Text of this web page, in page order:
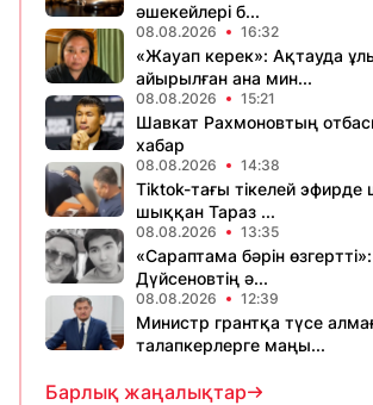
әшекейлері б...
08.08.2026 16:32
«Жауап керек»: Ақтауда
айырылған ана мин...
08.08.2026 15:21
Шавкат Рахмоновтың
хабар
08.08.2026 14:38
Tiktok-тағы тікелей эфирде
шыққан Тараз ...
08.08.2026 13:35
«Сараптама бәрін
Дүйсеновтің ә...
08.08.2026 12:39
Министр грантқа түсе
талапкерлерге маңы...
Барлық жаңалықтар